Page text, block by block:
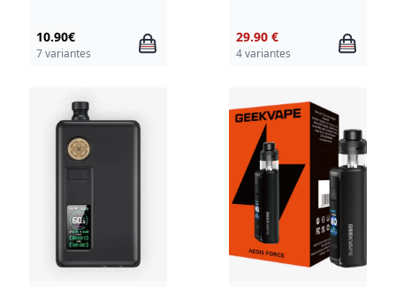
10.90€
7 variantes
29.90 €
4 variantes